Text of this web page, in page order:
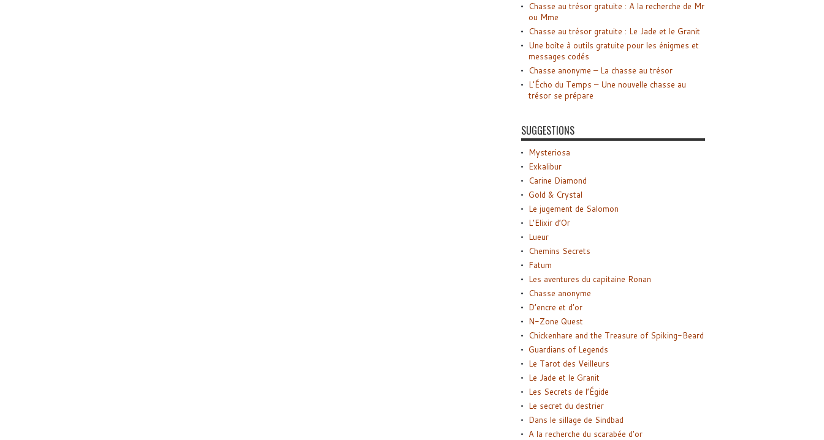
Chasse au trésor gratuite : A la recherche de Mr
ou Mme
Chasse au trésor gratuite : Le Jade et le Granit
Une boîte à outils gratuite pour les énigmes et
messages codés
Chasse anonyme – La chasse au trésor
L’Écho du Temps – Une nouvelle chasse au
trésor se prépare
SUGGESTIONS
Mysteriosa
Exkalibur
Carine Diamond
Gold & Crystal
Le jugement de Salomon
L’Elixir d’Or
Lueur
Chemins Secrets
Fatum
Les aventures du capitaine Ronan
Chasse anonyme
D’encre et d’or
N-Zone Quest
Chickenhare and the Treasure of Spiking-Beard
Guardians of Legends
Le Tarot des Veilleurs
Le Jade et le Granit
Les Secrets de l’Égide
Le secret du destrier
Dans le sillage de Sindbad
A la recherche du scarabée d’or